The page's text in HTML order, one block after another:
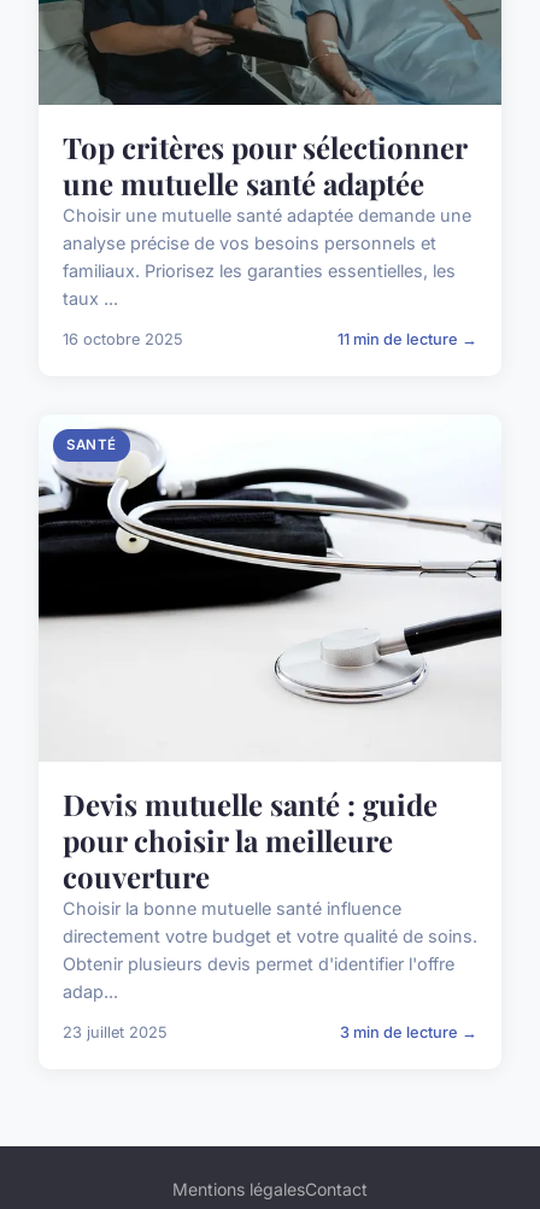
Top critères pour sélectionner
une mutuelle santé adaptée
Choisir une mutuelle santé adaptée demande une
analyse précise de vos besoins personnels et
familiaux. Priorisez les garanties essentielles, les
taux ...
16 octobre 2025 11 min de lecture →
SANTÉ
Devis mutuelle santé : guide
pour choisir la meilleure
couverture
Choisir la bonne mutuelle santé influence
directement votre budget et votre qualité de soins.
Obtenir plusieurs devis permet d'identifier l'offre
adap...
23 juillet 2025 3 min de lecture →
Mentions légalesContact